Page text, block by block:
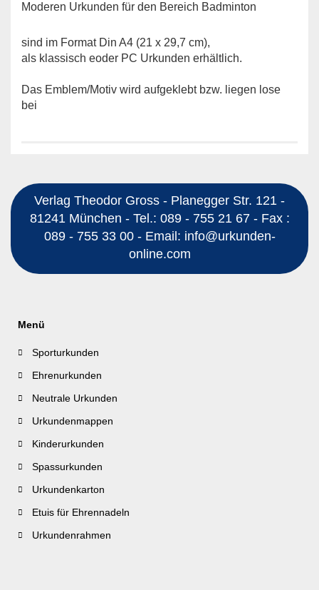
Moderen Urkunden für den Bereich Badminton
sind im Format Din A4 (21 x 29,7 cm),
als klassisch eoder PC Urkunden erhältlich.
Das Emblem/Motiv wird aufgeklebt bzw. liegen lose
bei
Verlag Theodor Gross - Planegger Str. 121 -
81241 München - Tel.: 089 - 755 21 67 - Fax :
089 - 755 33 00 - Email: info@urkunden-
online.com
Menü
Sporturkunden
Ehrenurkunden
Neutrale Urkunden
Urkundenmappen
Kinderurkunden
Spassurkunden
Urkundenkarton
Etuis für Ehrennadeln
Urkundenrahmen